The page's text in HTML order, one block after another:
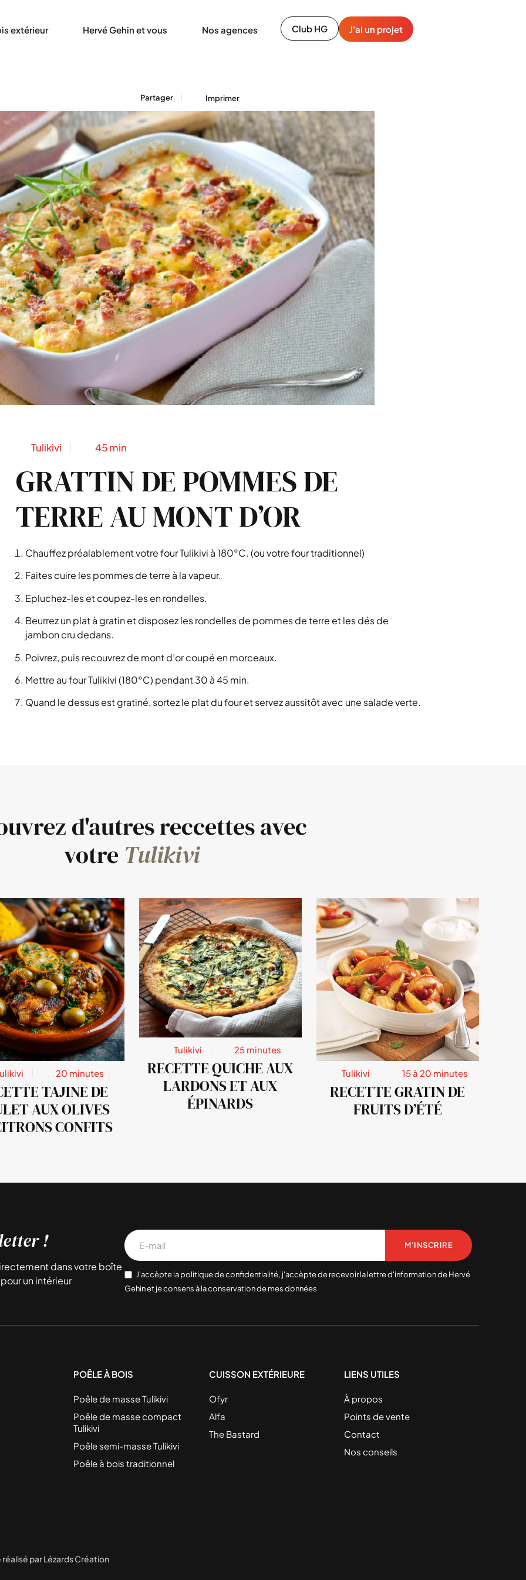
extérieur Hervé Gehin et vous Nos agences Club HG J'ai un projet
Partager Imprimer
Tulikivi 45 min
GRATTIN DE POMMES DE
TERRE AU MONT D’OR
Chauffez préalablement votre four Tulikivi à 180°C. (ou votre four traditionnel)
Faites cuire les pommes de terre à la vapeur.
Epluchez-les et coupez-les en rondelles.
Beurrez un plat à gratin et disposez les rondelles de pommes de terre et les dés de
jambon cru dedans.
Poivrez, puis recouvrez de mont d’or coupé en morceaux.
Mettre au four Tulikivi (180°C) pendant 30 à 45 min.
Quand le dessus est gratiné, sortez le plat du four et servez aussitôt avec une salade verte.
d'autres reccettes avec
votre Tulikivi
20 minutes
TAJINE DE
AUX OLIVES
CONFITS
Tulikivi 25 minutes
RECETTE QUICHE AUX
LARDONS ET AUX
ÉPINARDS
Tulikivi 15 à 20 minutes
RECETTE GRATIN DE
FRUITS D’ÉTÉ
!
dans votre boîte
un intérieur
J'accèpte la politique de confidentialité, j'accèpte de recevoir la lettre d'information de Hervé
Gehin et je consens à la conservation de mes données
M'INSCRIRE
POÊLE À BOIS
Poêle de masse Tulikivi
Poêle de masse compact
Tulikivi
Poêle semi-masse Tulikivi
Poêle à bois traditionnel
CUISSON EXTÉRIEURE
Ofyr
Alfa
The Bastard
LIENS UTILES
À propos
Points de vente
Contact
Nos conseils
réalisé par Lézards Création